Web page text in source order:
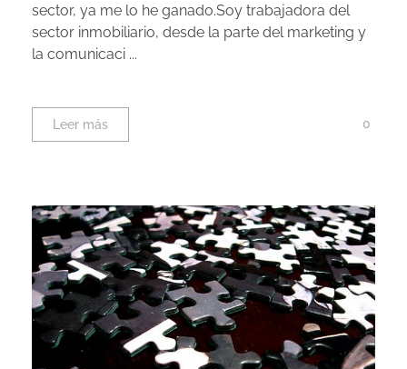
sector, ya me lo he ganado.Soy trabajadora del
sector inmobiliario, desde la parte del marketing y
la comunicaci ...
Leer más 0